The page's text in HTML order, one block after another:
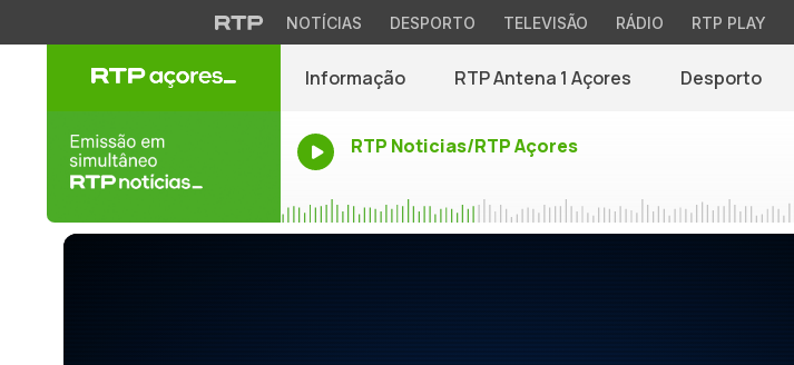
NOTÍCIAS DESPORTO TELEVISÃO RÁDIO RTP PLAY
Informação RTP Antena 1 Açores Desporto
RTP Noticias/RTP Açores